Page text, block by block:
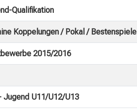
Qualifikation
Koppelungen / Pokal / Bestenspiele
2015/2016
U11/U12/U13